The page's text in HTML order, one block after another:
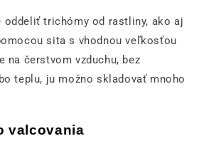
oddeliť trichómy od rastliny, ako aj
sita s vhodnou veľkosťou
na čerstvom vzduchu, bez
teplu, ju možno skladovať mnoho
valcovania